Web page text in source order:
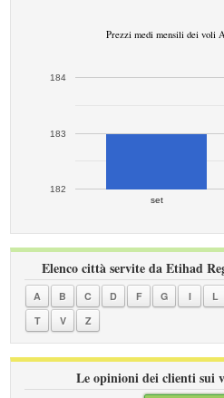
Prezzi medi mensili dei voli
set
182
183
184
Elenco città servite da Etihad
A B C D F G I L
T
V Z
Le opinioni dei clienti sui